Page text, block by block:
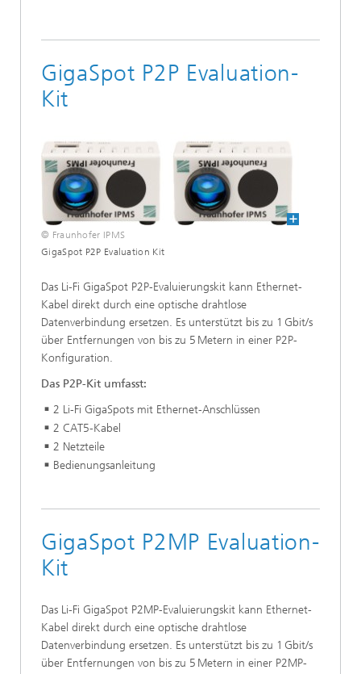
GigaSpot P2P Evaluation-
Kit
© Fraunhofer IPMS
GigaSpot P2P Evaluation Kit
Das Li-Fi GigaSpot P2P-Evaluierungskit kann Ethernet-
Kabel direkt durch eine optische drahtlose
Datenverbindung ersetzen. Es unterstützt bis zu 1 Gbit/s
über Entfernungen von bis zu 5 Metern in einer P2P-
Konfiguration.
Das P2P-Kit umfasst:
2 Li-Fi GigaSpots mit Ethernet-Anschlüssen
2 CAT5-Kabel
2 Netzteile
Bedienungsanleitung
GigaSpot P2MP Evaluation-
Kit
Das Li-Fi GigaSpot P2MP-Evaluierungskit kann Ethernet-
Kabel direkt durch eine optische drahtlose
Datenverbindung ersetzen. Es unterstützt bis zu 1 Gbit/s
über Entfernungen von bis zu 5 Metern in einer P2MP-